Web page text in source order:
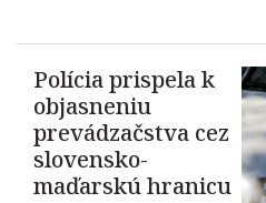
Polícia prispela k
objasneniu
prevádzačstva cez
slovensko-
maďarskú hranicu